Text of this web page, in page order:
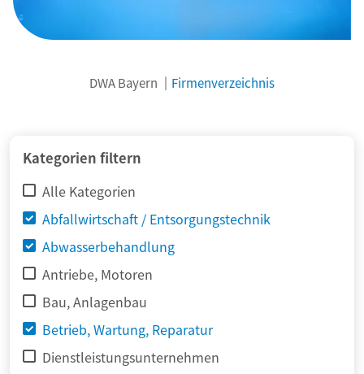
DWA Bayern Firmenverzeichnis
Kategorien filtern
Alle Kategorien
Abfallwirtschaft / Entsorgungstechnik
Abwasserbehandlung
Antriebe, Motoren
Bau, Anlagenbau
Betrieb, Wartung, Reparatur
Dienstleistungsunternehmen